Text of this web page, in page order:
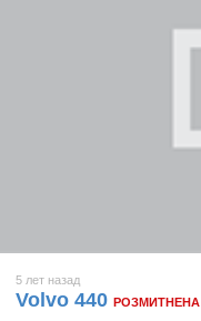
5 лет назад
Volvo 440 РОЗМИТНЕНА